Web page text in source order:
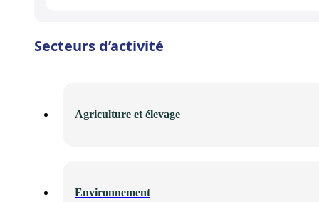
Secteurs d’activité
Agriculture et élevage
Environnement